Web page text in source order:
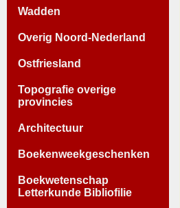
Wadden
Overig Noord-Nederland
Ostfriesland
Topografie overige
provincies
Architectuur
Boekenweekgeschenken
Boekwetenschap
Letterkunde Bibliofilie